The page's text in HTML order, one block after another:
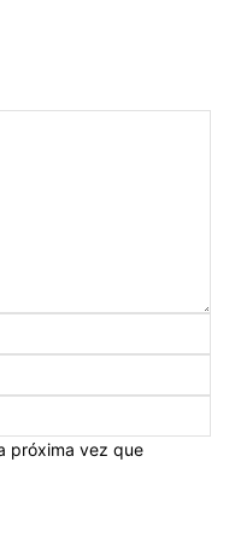
próxima vez que